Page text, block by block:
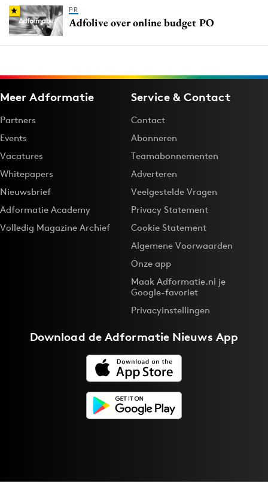
PR
Adfolive over online budget PO
Meer Adformatie
Partners
Events
Vacatures
Whitepapers
Nieuwsbrief
Adformatie Academy
Volledig Magazine Archief
Service & Contact
Contact
Abonneren
Teamabonnementen
Adverteren
Veelgestelde Vragen
Privacy Statement
Cookie Statement
Algemene Voorwaarden
Onze app
Maak Adformatie.nl je
Google-favoriet
Privacyinstellingen
Download deAdformatie Nieuws App